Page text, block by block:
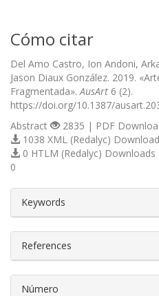
Cómo citar
Del Amo Castro, Ion Andoni,
Jason Diaux González. 2019.
Fragmentada». AusArt 6 (2).
https://doi.org/10.1387/
Abstract
2835 | PDF
1038 XML (Redalyc)
0 HTLM (Redalyc) Downloads
0
Keywords
References
Número